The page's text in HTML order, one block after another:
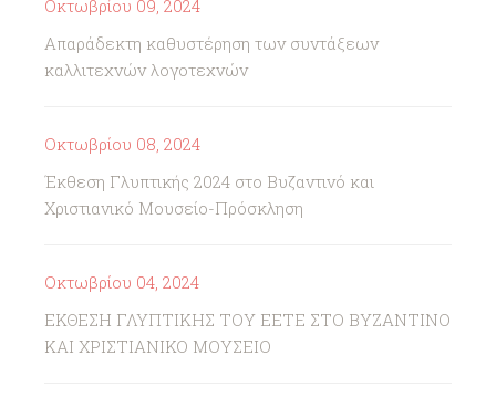
Οκτωβρίου 09, 2024
Απαράδεκτη καθυστέρηση των συντάξεων
καλλιτεχνών λογοτεχνών
Οκτωβρίου 08, 2024
Έκθεση Γλυπτικής 2024 στο Βυζαντινό και
Χριστιανικό Μουσείο-Πρόσκληση
Οκτωβρίου 04, 2024
ΕΚΘΕΣΗ ΓΛΥΠΤΙΚΗΣ ΤΟΥ ΕΕΤΕ ΣΤΟ ΒΥΖΑΝΤΙΝΟ
ΚΑΙ ΧΡΙΣΤΙΑΝΙΚΟ ΜΟΥΣΕΙΟ